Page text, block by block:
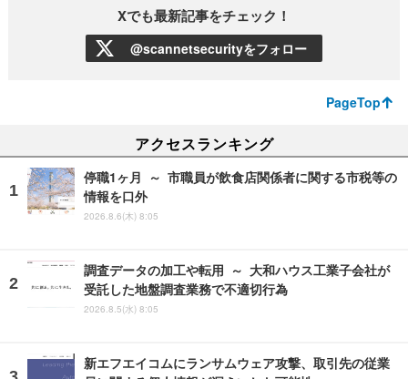
Xでも最新記事をチェック！
@scannetsecurityをフォロー
PageTop
アクセスランキング
停職1ヶ月 ～ 市職員が飲食店関係者に関する市税等の
情報を口外
2026.8.6(木) 8:05
調査データの加工や転用 ～ 大和ハウス工業子会社が
受託した地盤調査業務で不適切行為
2026.8.5(水) 8:05
新エフエイコムにランサムウェア攻撃、取引先の従業